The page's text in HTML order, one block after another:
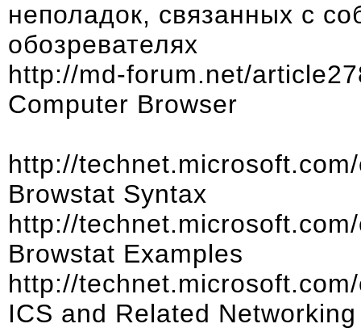
неполадок, связанных с
обозревателях
http://md-forum.net/
Computer Browser
http://
Browstat Syntax
http://
Browstat Examples
http://
ICS and Related